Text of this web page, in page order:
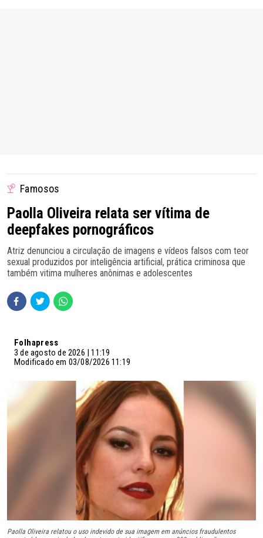
Famosos
Paolla Oliveira relata ser vítima de
deepfakes pornográficos
Atriz denunciou a circulação de imagens e vídeos falsos com teor
sexual produzidos por inteligência artificial, prática criminosa que
também vitima mulheres anônimas e adolescentes
Folhapress
3 de agosto de 2026 | 11:19
Modificado em 03/08/2026 11:19
Paolla Oliveira relatou o uso indevido de sua imagem em anúncios fraudulentos